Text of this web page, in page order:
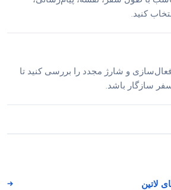
کنید.
و شارژ مجدد را بررسی کنید تا
سازگار باشد.
→